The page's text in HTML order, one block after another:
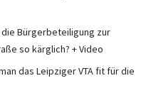
Bürgerbeteiligung zur
so kärglich? + Video
das Leipziger VTA fit für die